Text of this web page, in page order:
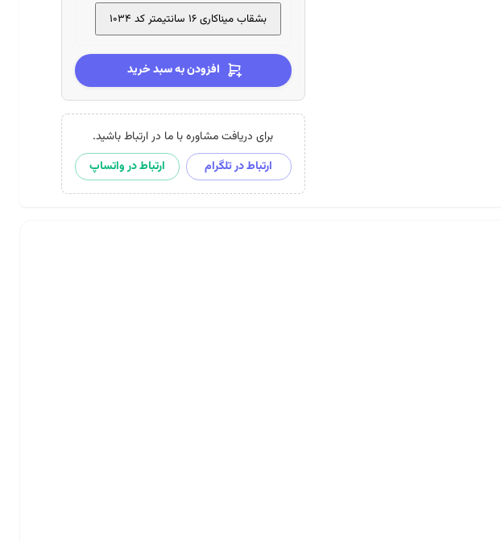
بشقاب میناکاری ۱۶ سانتیمتر کد ۱۰۳۴
افزودن به سبد خرید
برای دریافت مشاوره با ما در ارتباط باشید.
ارتباط در تلگرام
ارتباط در واتساپ